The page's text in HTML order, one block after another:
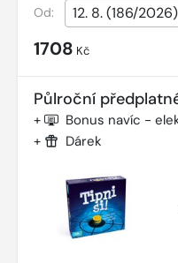
Od:
1708 Kč
Půlroční
+ Bonus navíc -
+ Dárek